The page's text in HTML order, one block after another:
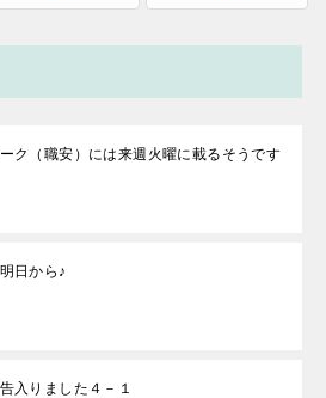
ク（職安）には来週火曜に載るそうです
日から♪
入りました４－１